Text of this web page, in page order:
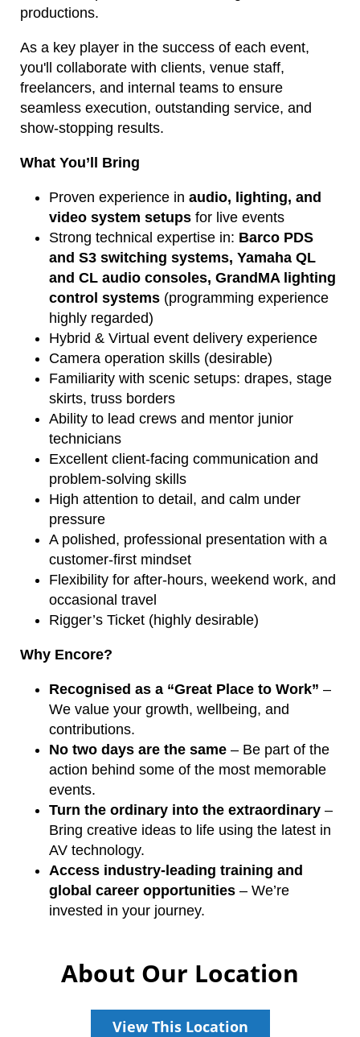
productions.
As a key player in the success of each event,
you'll collaborate with clients, venue staff,
freelancers, and internal teams to ensure
seamless execution, outstanding service, and
show-stopping results.
What You’ll Bring
Proven experience in audio, lighting, and
video system setups for live events
Strong technical expertise in: Barco PDS
and S3 switching systems, Yamaha QL
and CL audio consoles, GrandMA lighting
control systems (programming experience
highly regarded)
Hybrid & Virtual event delivery experience
Camera operation skills (desirable)
Familiarity with scenic setups: drapes, stage
skirts, truss borders
Ability to lead crews and mentor junior
technicians
Excellent client-facing communication and
problem-solving skills
High attention to detail, and calm under
pressure
A polished, professional presentation with a
customer-first mindset
Flexibility for after-hours, weekend work, and
occasional travel
Rigger’s Ticket (highly desirable)
Why Encore?
Recognised as a “Great Place to Work” –
We value your growth, wellbeing, and
contributions.
No two days are the same – Be part of the
action behind some of the most memorable
events.
Turn the ordinary into the extraordinary –
Bring creative ideas to life using the latest in
AV technology.
Access industry-leading training and
global career opportunities – We’re
invested in your journey.
About Our Location
View This Location